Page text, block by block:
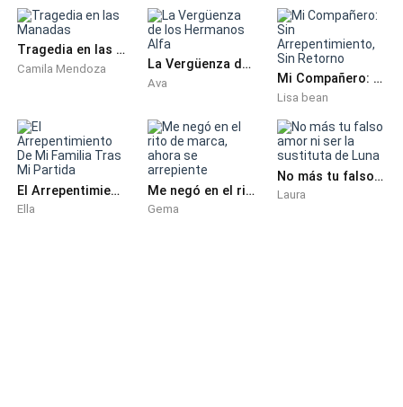
clavaba en el pecho como espinas.
Cada fecha importante, me regalaba lirios.
Y ahora por fin lo entiendo: los lirios son las flores
favoritas de Liliana.
Sus bendiciones, sus gestos… nunca fueron
realmente para mí.
Tragedia en las Manadas
Camila Mendoza La Vergüenza de los Hermanos Alfa
Ava Mi Compañero: Sin Arrepentimiento, Sin Retorno
Lisa bean
El Arrepentimiento De Mi Familia Tras Mi Partida
Ella
Me negó en el rito de marca, ahora se arrepiente
Gema
No más tu falso amor ni ser la sustituta de Luna
Laura